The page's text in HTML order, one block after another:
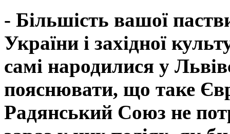
- Більшість вашої
України і західної
самі народилися у
пояснювати, що таке
Радянський Союз не